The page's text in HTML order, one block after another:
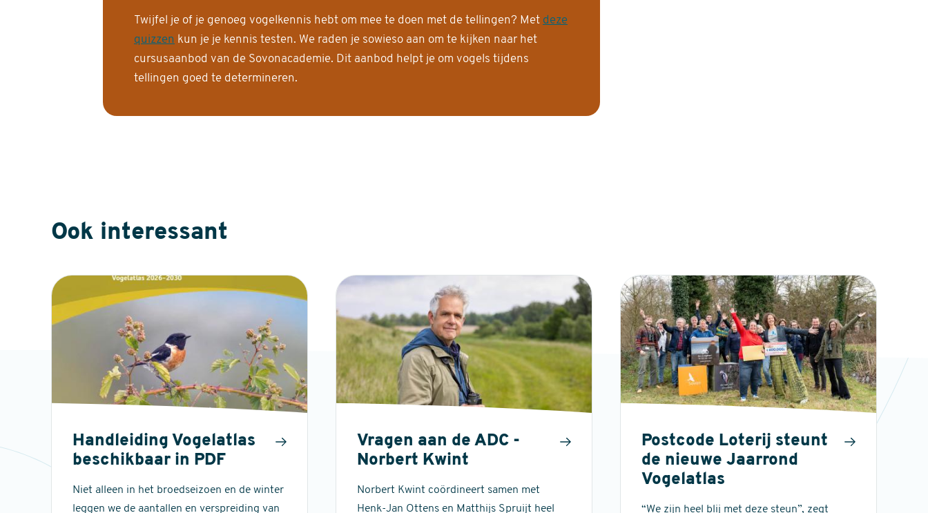
Twijfel je of je genoeg vogelkennis hebt om mee te doen met de tellingen? Met deze
quizzen kun je je kennis testen. We raden je sowieso aan om te kijken naar het
cursusaanbod van de Sovonacademie. Dit aanbod helpt je om vogels tijdens
tellingen goed te determineren.
Ook interessant
Handleiding Vogelatlas
beschikbaar in PDF
Niet alleen in het broedseizoen en de winter
leggen we de aantallen en verspreiding van
Vragen aan de ADC -
Norbert Kwint
Norbert Kwint coördineert samen met
Henk-Jan Ottens en Matthijs Spruijt heel
Postcode Loterij steunt
de nieuwe Jaarrond
Vogelatlas
“We zijn heel blij met deze steun”, zegt